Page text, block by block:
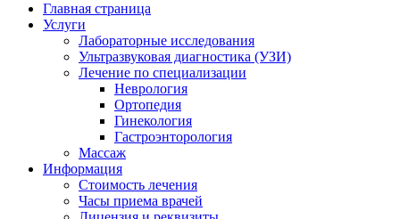
Главная страница
Услуги
Лабораторные исследования
Ультразвуковая диагностика (УЗИ)
Лечение по специализации
Неврология
Ортопедия
Гинекология
Гастроэнторология
Массаж
Информация
Стоимость лечения
Часы приема врачей